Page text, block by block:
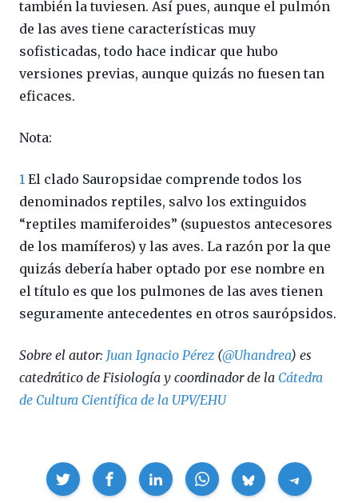
también la tuviesen. Así pues, aunque el pulmón
de las aves tiene características muy
sofisticadas, todo hace indicar que hubo
versiones previas, aunque quizás no fuesen tan
eficaces.
Nota:
1 El clado Sauropsidae comprende todos los
denominados reptiles, salvo los extinguidos
“reptiles mamiferoides” (supuestos antecesores
de los mamíferos) y las aves. La razón por la que
quizás debería haber optado por ese nombre en
el título es que los pulmones de las aves tienen
seguramente antecedentes en otros saurópsidos.
Sobre el autor: Juan Ignacio Pérez (@Uhandrea) es
catedrático de Fisiología y coordinador de la Cátedra
de Cultura Científica de la UPV/EHU
Compartir